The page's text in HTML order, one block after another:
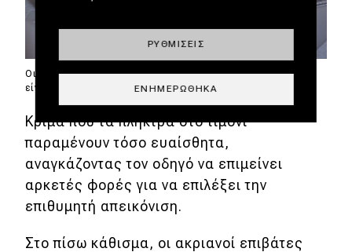
Οι διακοσμητικές επενδύσεις σε Carbon Micro Twill
είναι έξτρα και χρεώνονται €459.
Κρίμα που τα πλήκτρα στο τιμόνι
παραμένουν τόσο ευαίσθητα,
αναγκάζοντας τον οδηγό να επιμείνει
αρκετές φορές για να επιλέξει την
επιθυμητή απεικόνιση.
Στο πίσω κάθισμα, οι ακριανοί επιβάτες
ΡΥΘΜΊΣΕΙΣ
ΕΝΗΜΕΡΏΘΗΚΑ